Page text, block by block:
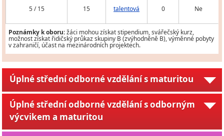
5 / 15 15 talentová 0 Ne
Poznámky k oboru:žáci mohou získat stipendium, svářečský kurz,
možnost získat řidičský průkaz skupiny B (zvýhodněně B), výměnné pobyty
v zahraničí, účast na mezinárodních projektech.
Úplné střední odborné vzdělání s maturitou
Úplné střední odborné vzdělání s odborným
výcvikem a maturitou